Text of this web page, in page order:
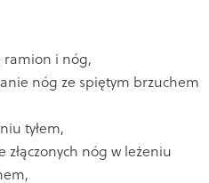
ramion i nóg,
nóg ze spiętym brzuchem
tyłem,
złączonych nóg w leżeniu